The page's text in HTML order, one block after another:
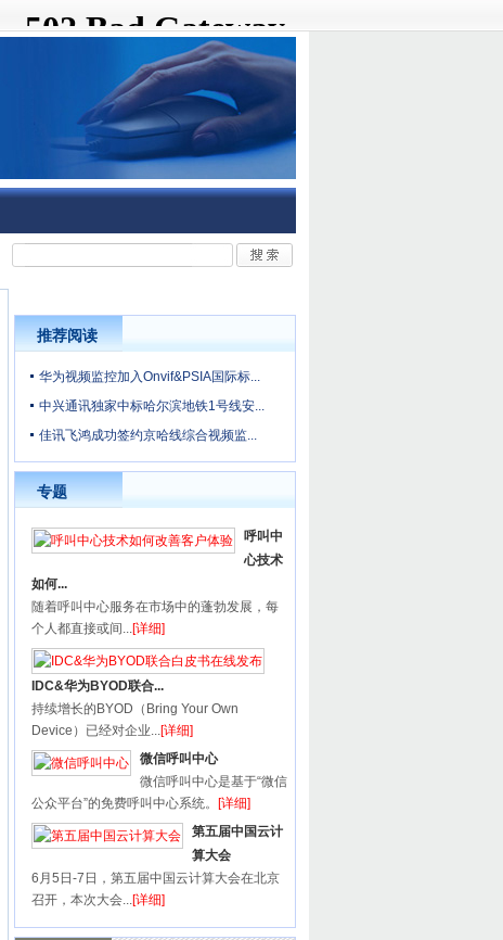
推荐阅读
华为视频监控加入Onvif&PSIA国际标...
中兴通讯独家中标哈尔滨地铁1号线安...
佳讯飞鸿成功签约京哈线综合视频监...
专题
呼叫中
心技术
如何...
随着呼叫中心服务在市场中的蓬勃发展，每
个人都直接或间...[详细]
IDC&华为BYOD联合...
持续增长的BYOD（Bring Your Own
Device）已经对企业...[详细]
微信呼叫中心
微信呼叫中心是基于“微信
公众平台”的免费呼叫中心系统。 [详细]
第五届中国云计
算大会
6月5日-7日，第五届中国云计算大会在北京
召开，本次大会...[详细]